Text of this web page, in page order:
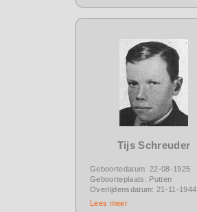
Tijs Schreuder
Geboortedatum: 22-08-1925
Geboorteplaats: Putten
Overlijdensdatum: 21-11-1944
Lees meer